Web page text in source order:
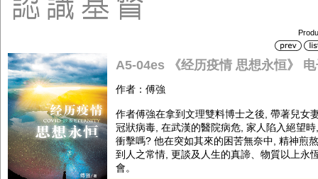
A5-04es 《经历疫情 思想永恒》
作者：傅強
作者傅強在拿到文理雙料博士之後, 帶著兒女
冠狀病毒, 在武漢的醫院病危, 家人陷入絕望
衝擊嗎? 他在突如其來的困苦無奈中, 精神煎
到人之常情, 更談及人生的真諦、物質以上永
會。